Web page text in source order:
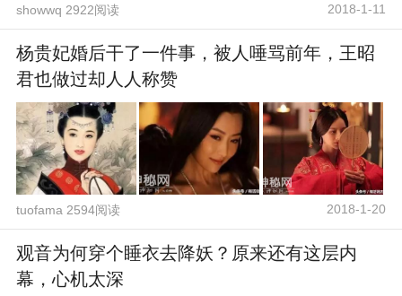
showwq 2922阅读 2018-1-11
杨贵妃婚后干了一件事，被人唾骂前年，王昭
君也做过却人人称赞
tuofama 2594阅读 2018-1-20
观音为何穿个睡衣去降妖？原来还有这层内
幕，心机太深